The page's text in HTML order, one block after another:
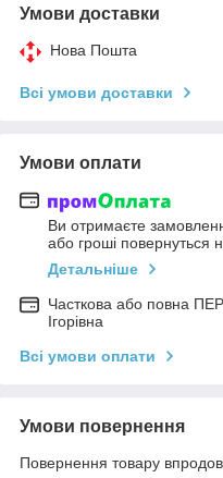
Умови доставки
Нова Пошта
Всі умови доставки
Умови оплати
Ви отримаєте
або гроші повернуться
Детальніше
Часткова або повна
Ігорівна
Всі умови оплати
Умови повернення
Повернення товару